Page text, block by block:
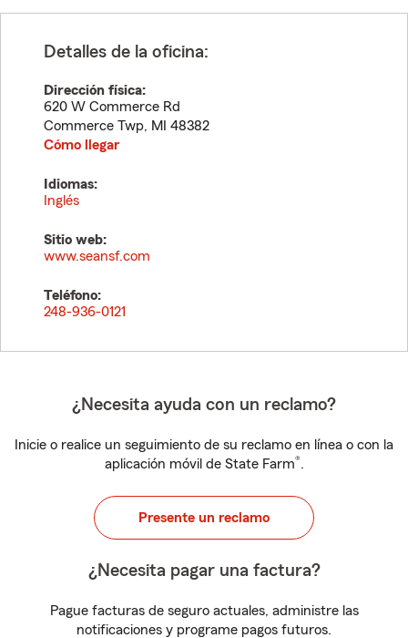
Detalles de la oficina:
Dirección física:
620 W Commerce Rd
Commerce Twp, MI
48382
Cómo llegar
Idiomas:
Inglés
Sitio web:
www.seansf.com
Teléfono:
248-936-0121
¿Necesita ayuda con un reclamo?
Inicie o realice un seguimiento de su reclamo en línea o con la
aplicación móvil de State Farm®.
Presente un reclamo
¿Necesita pagar una factura?
Pague facturas de seguro actuales, administre las
notificaciones y programe pagos futuros.